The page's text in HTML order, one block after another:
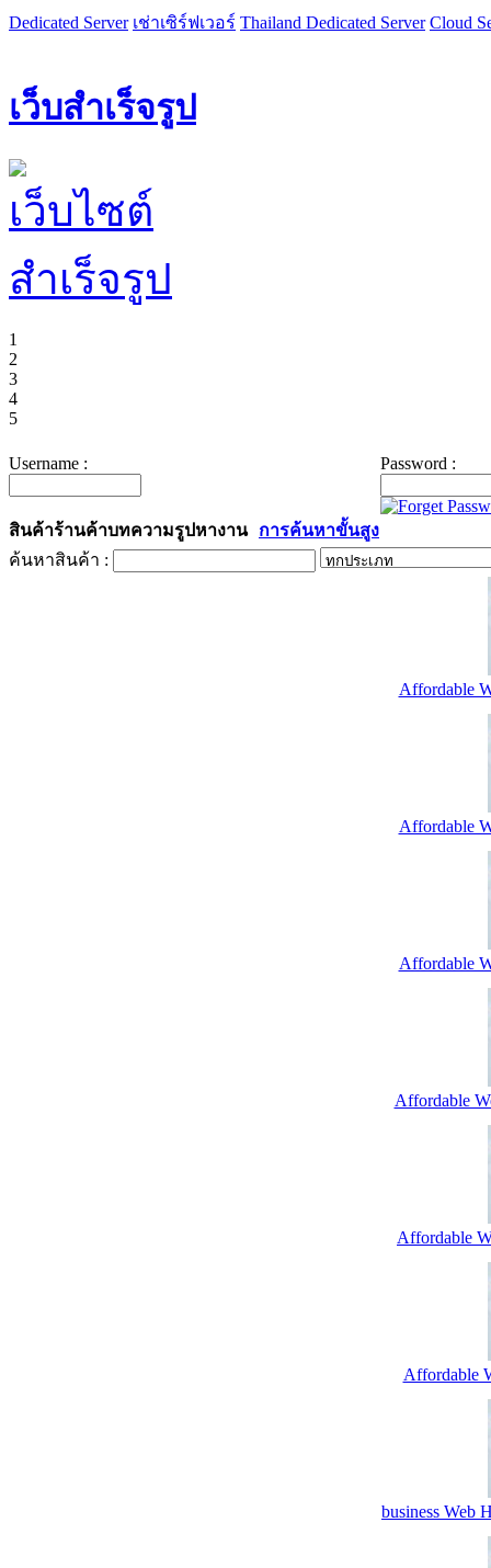
Dedicated Server เช่าเซิร์ฟเวอร์ Thailand Dedicated Server Cloud
เว็บสำเร็จรูป
1
2
3
4
5
Username : Password :
สินค้าร้านค้าบทความรูปหางาน
การค้นหาขั้นสูง
ค้นหาสินค้า :
Affordable
Affordable
Affordable
Affordable
Affordable
Affordable
business Web